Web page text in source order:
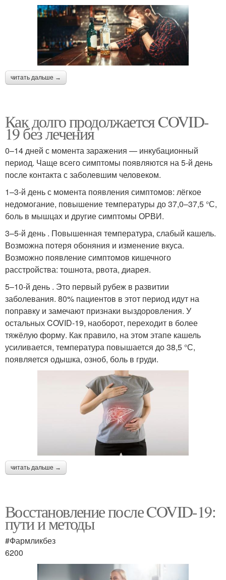
читать дальше →
Как долго продолжается COVID-
19 без лечения
0–14 дней с момента заражения — инкубационный
период. Чаще всего симптомы появляются на 5-й день
после контакта с заболевшим человеком.
1–3-й день с момента появления симптомов: лёгкое
недомогание, повышение температуры до 37,0–37,5 °С,
боль в мышцах и другие симптомы ОРВИ.
3–5-й день . Повышенная температура, слабый кашель.
Возможна потеря обоняния и изменение вкуса.
Возможно появление симптомов кишечного
расстройства: тошнота, рвота, диарея.
5–10-й день . Это первый рубеж в развитии
заболевания. 80% пациентов в этот период идут на
поправку и замечают признаки выздоровления. У
остальных COVID-19, наоборот, переходит в более
тяжёлую форму. Как правило, на этом этапе кашель
усиливается, температура повышается до 38,5 °С,
появляется одышка, озноб, боль в груди.
читать дальше →
Восстановление после COVID-19:
пути и методы
#Фармликбез
6200